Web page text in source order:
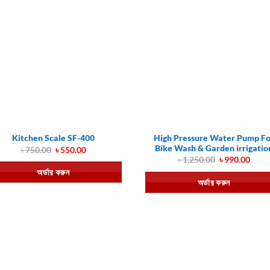
Kitchen Scale SF-400
৳750.00 Original
was:
৳ 750.00.
৳550.00Current
is:
৳ 550.00.
অর্ডার করুন
High Pressure Water Pump
Bike Wash & Garden
৳1,250.00 Original
was:
৳ 1,250.00.
৳990.00
is:
৳
অর্ডার করুন